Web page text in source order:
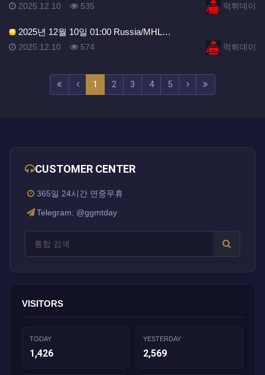
등록자먹튀데이
등록일
2025.12.10 조회
535
2025년 12월 10일 01:00 Russia/MHL…
등록자먹튀데이
등록일
2025.12.10 조회
574
1 (current)
2 3 4 5 (next)
CUSTOMER CENTER
365일 24시간 연중무휴
Telegram: @ggmtday
VISITORS
TODAY
1,426
YESTERDAY
2,569